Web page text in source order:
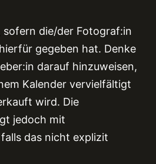
sofern die/der Fotograf:in
gegeben hat. Denke
darauf hinzuweisen,
Kalender vervielfältigt
wird. Die
jedoch mit
das nicht explizit